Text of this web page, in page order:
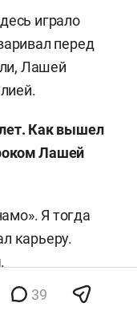
играло
перед
Лашей
Как вышел
Лашей
Я тогда
карьеру.
о
39